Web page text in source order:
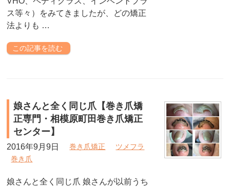
ス等々）をみてきましたが、どの矯正
法よりも …
この記事を読む
娘さんと全く同じ爪【巻き爪矯
正専門・相模原町田巻き爪矯正
センター】
2016年9月9日 巻き爪矯正
ツメフラ
巻き爪
娘さんと全く同じ爪 娘さんが以前うち